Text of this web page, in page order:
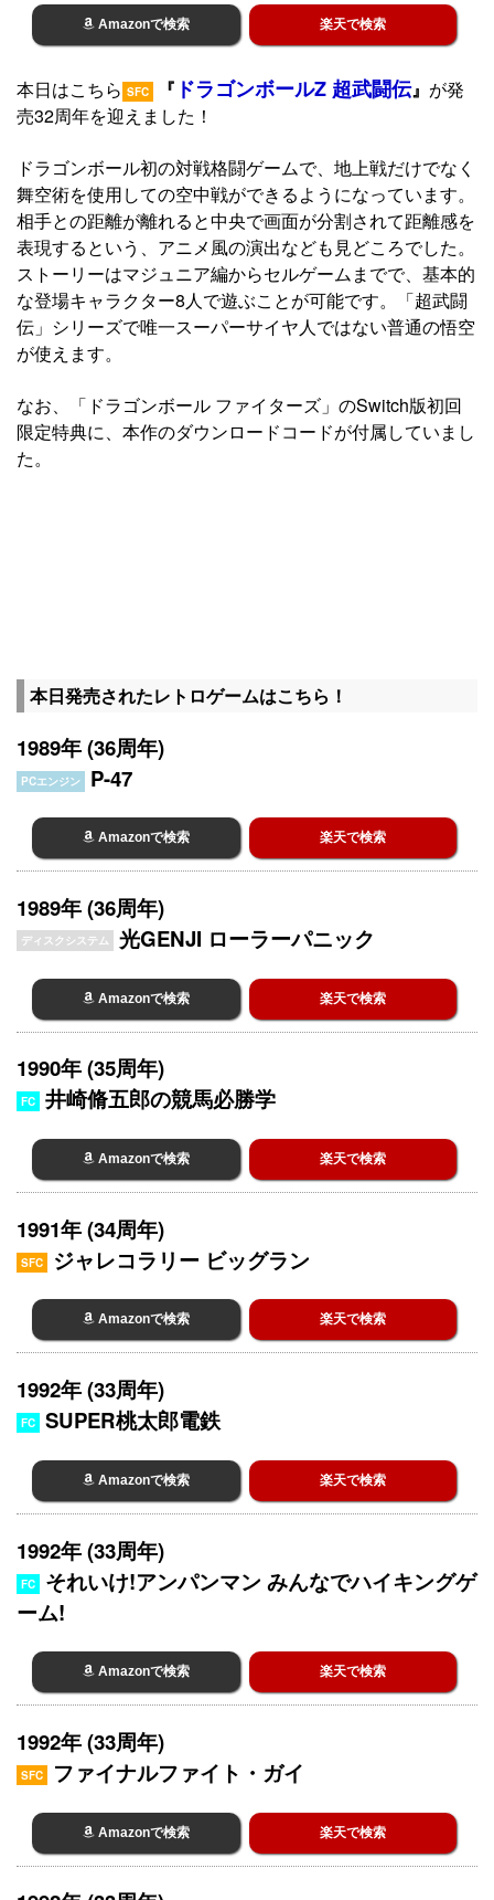
Amazonで検索 楽天で検索
本日はこちら SFC 『 ドラゴンボールZ 超武闘伝』 が発
売32周年を迎えました！
ドラゴンボール初の対戦格闘ゲームで、地上戦だけでなく
舞空術を使用しての空中戦ができるようになっています。
相手との距離が離れると中央で画面が分割されて距離感を
表現するという、アニメ風の演出なども見どころでした。
ストーリーはマジュニア編からセルゲームまでで、基本的
な登場キャラクター8人で遊ぶことが可能です。「超武闘
伝」シリーズで唯一スーパーサイヤ人ではない普通の悟空
が使えます。
なお、「ドラゴンボール ファイターズ」のSwitch版初回
限定特典に、本作のダウンロードコードが付属していまし
た。
本日発売されたレトロゲームはこちら！
1989年 (36周年)
PCエンジン P-47
Amazonで検索 楽天で検索
1989年 (36周年)
ディスクシステム 光GENJI ローラーパニック
Amazonで検索 楽天で検索
1990年 (35周年)
FC 井崎脩五郎の競馬必勝学
Amazonで検索 楽天で検索
1991年 (34周年)
SFC ジャレコラリー ビッグラン
Amazonで検索 楽天で検索
1992年 (33周年)
FC SUPER桃太郎電鉄
Amazonで検索 楽天で検索
1992年 (33周年)
FC
それいけ!アンパンマン みんなでハイキングゲ
ーム!
Amazonで検索 楽天で検索
1992年 (33周年)
SFC ファイナルファイト・ガイ
Amazonで検索 楽天で検索